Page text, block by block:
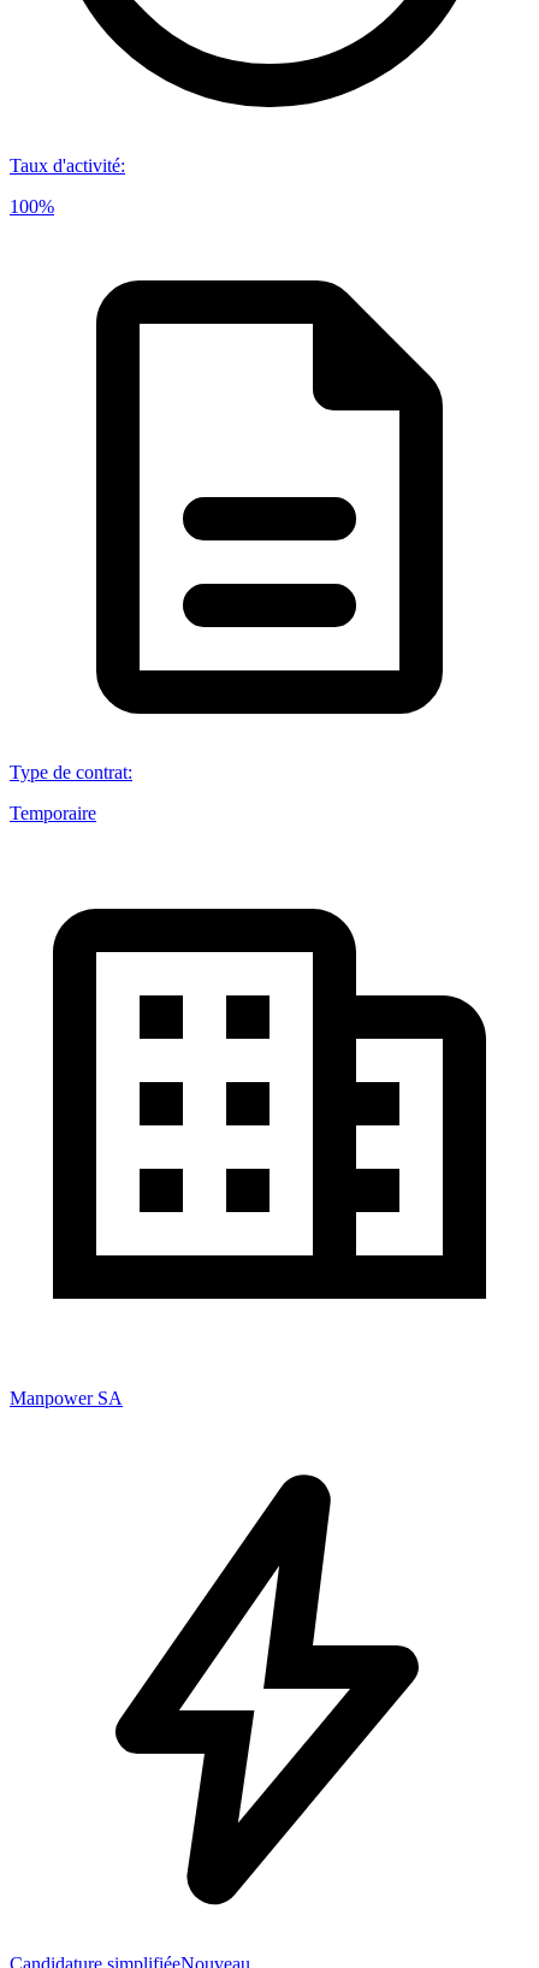
Taux d'activité:
100%
Type de contrat:
Temporaire
Manpower SA
Candidature simplifiéeNouveau